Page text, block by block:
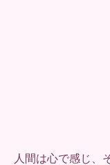
人間は心で感じ、